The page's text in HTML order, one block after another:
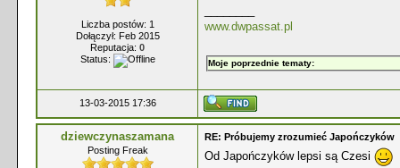
Liczba postów: 1
Dołączył: Feb 2015
Reputacja: 0
Status:
www.dwpassat.pl
Moje poprzednie tematy:
13-03-2015 17:36
dziewczynaszamana
Posting Freak
RE: Próbujemy zrozumieć Japończyków
Od Japończyków lepsi są Czesi